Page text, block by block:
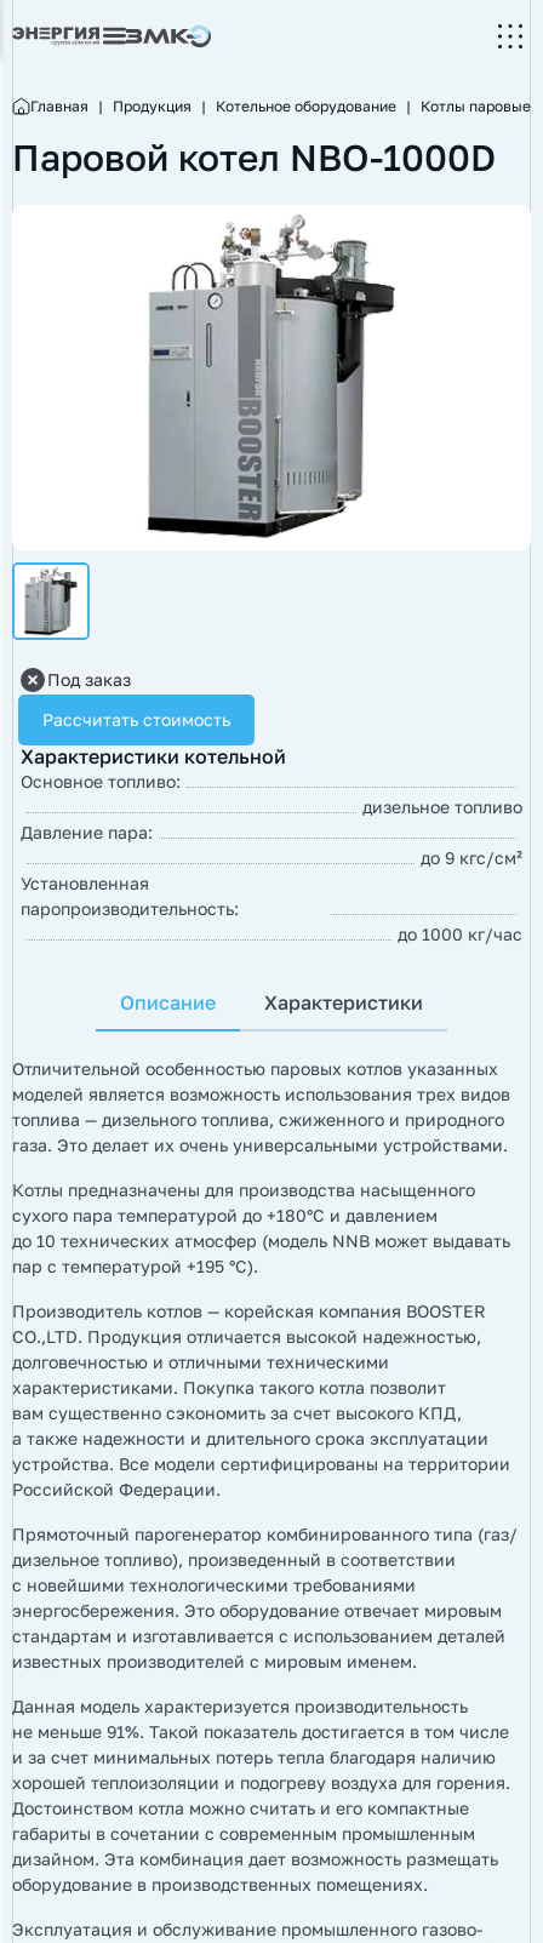
Главная | Продукция | Котельное оборудование | Котлы паровые
Паровой котел NBO-1000D
Под заказ
Рассчитать стоимость
Характеристики котельной
Основное топливо:
дизельное топливо
Давление пара:
до 9 кгс/см²
Установленная
паропроизводительность:
до 1000 кг/час
Описание Характеристики
Отличительной особенностью паровых котлов указанных
моделей является возможность использования трех видов
топлива — дизельного топлива, сжиженного и природного
газа. Это делает их очень универсальными устройствами.
Котлы предназначены для производства насыщенного
сухого пара температурой до +180°С и давлением
до 10 технических атмосфер (модель NNB может выдавать
пар с температурой +195 °С).
Производитель котлов — корейская компания BOOSTER
CO.,LTD. Продукция отличается высокой надежностью,
долговечностью и отличными техническими
характеристиками. Покупка такого котла позволит
вам существенно сэкономить за счет высокого КПД,
а также надежности и длительного срока эксплуатации
устройства. Все модели сертифицированы на территории
Российской Федерации.
Прямоточный парогенератор комбинированного типа (газ/
дизельное топливо), произведенный в соответствии
с новейшими технологическими требованиями
энергосбережения. Это оборудование отвечает мировым
стандартам и изготавливается с использованием деталей
известных производителей с мировым именем.
Данная модель характеризуется производительность
не меньше 91%. Такой показатель достигается в том числе
и за счет минимальных потерь тепла благодаря наличию
хорошей теплоизоляции и подогреву воздуха для горения.
Достоинством котла можно считать и его компактные
габариты в сочетании с современным промышленным
дизайном. Эта комбинация дает возможность размещать
оборудование в производственных помещениях.
Эксплуатация и обслуживание промышленного газово-